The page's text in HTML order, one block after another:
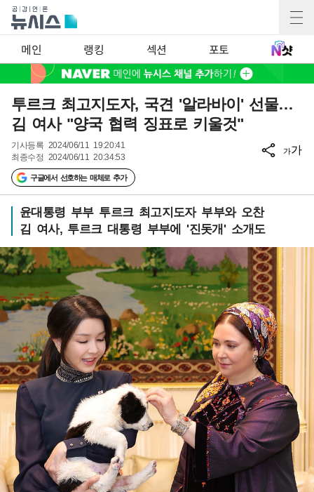
메인 랭킹 섹션 포토
투르크 최고지도자, 국견 '알라바이' 선물…
김 여사 "양국 협력 징표로 키울것"
기사등록 2024/06/11 19:20:41
최종수정 2024/06/11 20:34:53
구글에서 선호하는 매체로 추가
가가
윤대통령 부부 투르크 최고지도자 부부와 오찬
김 여사, 투르크 대통령 부부에 '진돗개' 소개도